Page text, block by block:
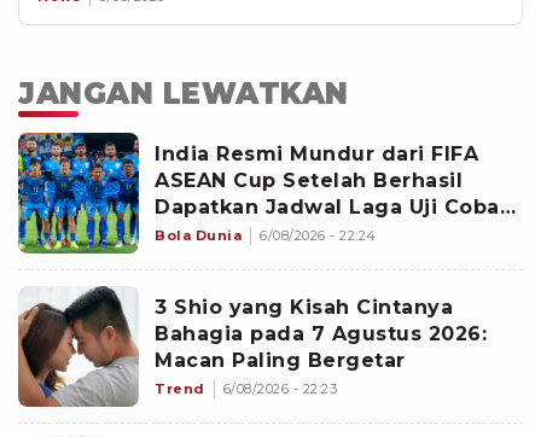
JANGAN LEWATKAN
India Resmi Mundur dari FIFA
ASEAN Cup Setelah Berhasil
Dapatkan Jadwal Laga Uji Coba
Internasional Vs Brasil?
Bola Dunia 6/08/2026 - 22:24
3 Shio yang Kisah Cintanya
Bahagia pada 7 Agustus 2026:
Macan Paling Bergetar
Trend 6/08/2026 - 22:23